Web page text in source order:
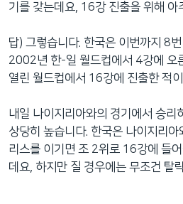
기를 갖는데요, 16강 진출을 위해 아
답) 그렇습니다. 한국은 이번까지 8
2002년 한-일 월드컵에서 4강에 오
열린 월드컵에서 16강에 진출한 적
내일 나이지리아와의 경기에서 승리
상당히 높습니다. 한국은 나이지리
리스를 이기면 조 2위로 16강에 들
데요, 하지만 질 경우에는 무조건 탈